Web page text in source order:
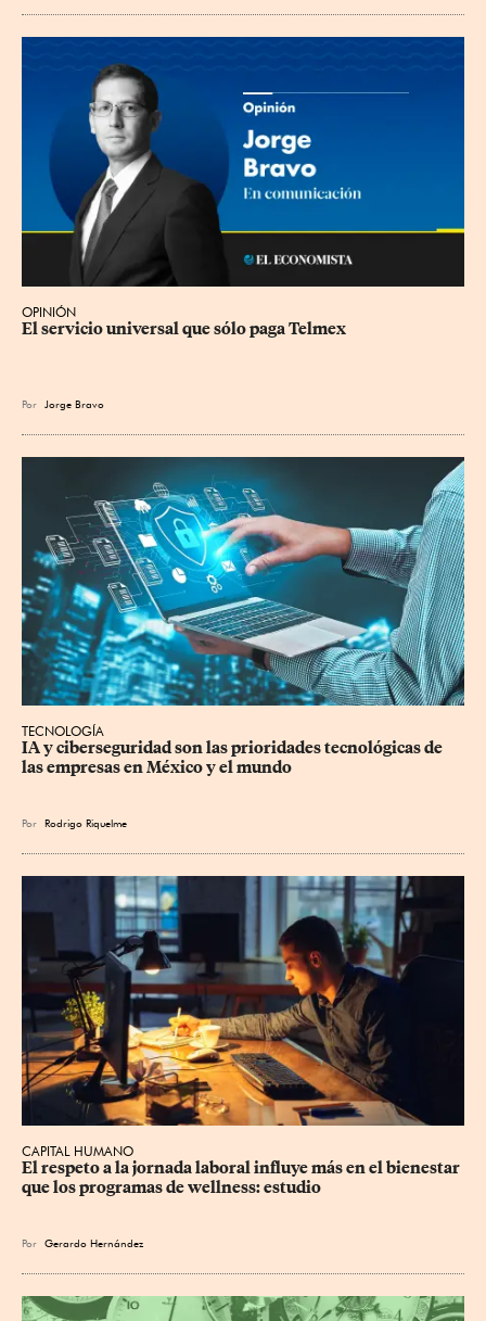
OPINIÓN
El servicio universal que sólo paga Telmex
Por Jorge Bravo
TECNOLOGÍA
IA y ciberseguridad son las prioridades tecnológicas de
las empresas en México y el mundo
Por Rodrigo Riquelme
CAPITAL HUMANO
El respeto a la jornada laboral influye más en el bienestar
que los programas de wellness: estudio
Por Gerardo Hernández